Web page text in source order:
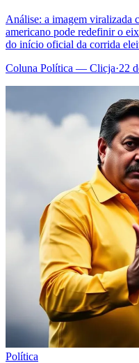
Análise: a imagem viralizada
americano pode redefinir o
do início oficial da corrida
Coluna Política — Clicja·22
Política